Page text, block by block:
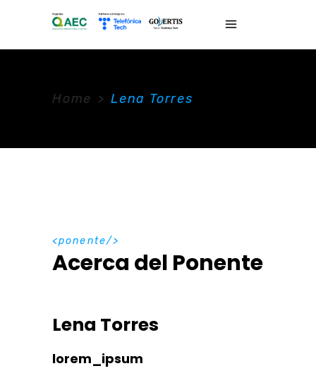
Home > Lena Torres
ponente
Acerca del Ponente
Lena Torres
lorem_ipsum